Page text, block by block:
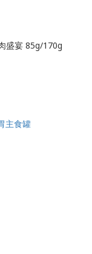
盛宴 85g/170g